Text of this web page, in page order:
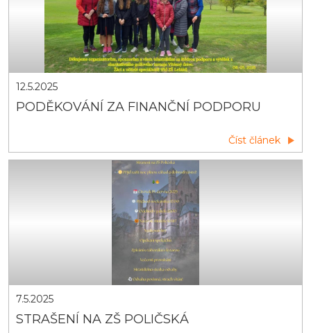
12.5.2025
PODĚKOVÁNÍ ZA FINANČNÍ PODPORU
Číst článek
7.5.2025
STRAŠENÍ NA ZŠ POLIČSKÁ